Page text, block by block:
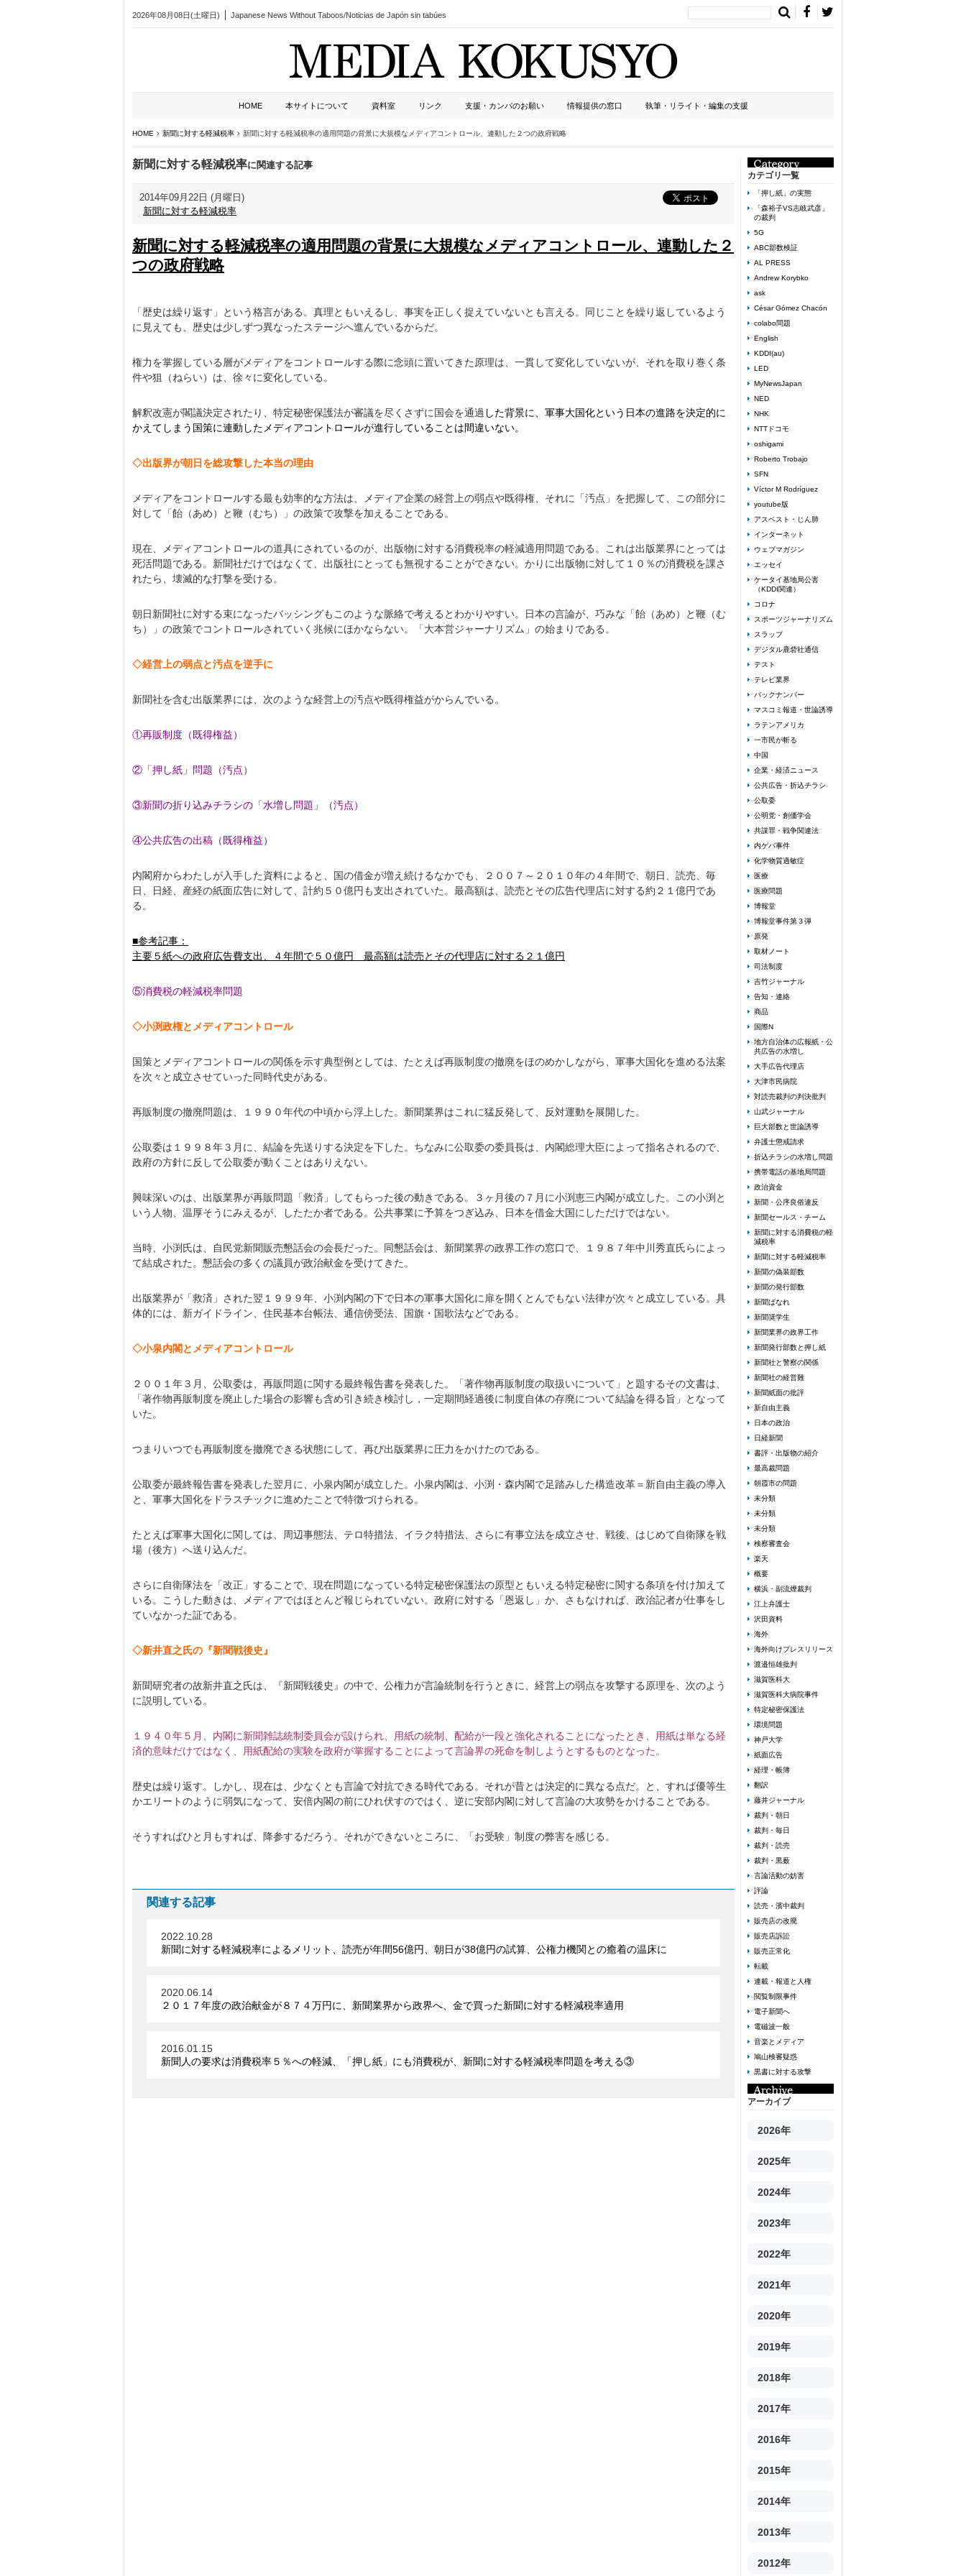
2026年08月08日(土曜日) Japanese News Without Taboos/Noticias de Japón sin tabúes
HOME 本サイトについて 資料室 リンク 支援・カンパのお願い 情報提供の窓口 執筆・リライト・編集の支援
HOME 新聞に対する軽減税率 新聞に対する軽減税率の適用問題の背景に大規模なメディアコントロール、連動した２つの政府戦略
新聞に対する軽減税率に関連する記事
2014年09月22日 (月曜日)
新聞に対する軽減税率
新聞に対する軽減税率の適用問題の背景に大規模なメディアコントロール、連動した２
つの政府戦略
「歴史は繰り返す」という格言がある。真理ともいえるし、事実を正しく捉えていないとも言える。同じことを繰り返しているよう
に見えても、歴史は少しずつ異なったステージへ進んでいるからだ。
権力を掌握している層がメディアをコントロールする際に念頭に置いてきた原理は、一貫して変化していないが、それを取り巻く条
件や狙（ねらい）は、徐々に変化している。
解釈改憲が閣議決定されたり、特定秘密保護法が審議を尽くさずに国会を通過 した背景に、軍事大国化という日本の進路を決定的に
かえてしまう国策に連動したメディアコントロールが進行していることは間違いない。
◇出版界が朝日を総攻撃した本当の理由
メディアをコントロールする最も効率的な方法は、メディア企業の経営上の弱点や既得権、それに「汚点」を把握して、この部分に
対して「飴（あめ）と鞭（むち）」の政策で攻撃を加えることである。
現在、メディアコントロールの道具にされているのが、出版物に対する消費税率の軽減適用問題である。これは出版業界にとっては
死活問題である。新聞社だけではなくて、出版社にとっても無視することができない。かりに出版物に対して１０％の消費税を課さ
れたら、壊滅的な打撃を受ける。
朝日新聞社に対する束になったバッシングもこのような脈絡で考えるとわかりやすい。日本の言論が、巧みな「飴（あめ）と鞭（む
ち）」の政策でコントロールされていく兆候にほかならない。「大本営ジャーナリズム」の始まりである。
◇経営上の弱点と汚点を逆手に
新聞社を含む出版業界には、次のような経営上の汚点や既得権益がからんでいる。
①再販制度（既得権益）
②「押し紙」問題（汚点）
③新聞の折り込みチラシの「水増し問題」（汚点）
④公共広告の出稿（既得権益）
内閣府からわたしが入手した資料によると、国の借金が増え続けるなかでも、２００７～２０１０年の４年間で、朝日、読売、毎
日、日経、産経の紙面広告に対して、計約５０億円も支出されていた。最高額は、読売とその広告代理店に対する約２１億円であ
る。
■参考記事：
主要５紙への政府広告費支出、４年間で５０億円 最高額は読売とその代理店に対する２１億円
⑤消費税の軽減税率問題
◇小渕政権とメディアコントロール
国策とメディアコントロールの関係を示す典型例としては、たとえば再販制度の撤廃をほのめかしながら、軍事大国化を進める法案
を次々と成立させていった同時代史がある。
再販制度の撤廃問題は、１９９０年代の中頃から浮上した。新聞業界はこれに猛反発して、反対運動を展開した。
公取委は１９９８年３月に、結論を先送りする決定を下した。ちなみに公取委の委員長は、内閣総理大臣によって指名されるので、
政府の方針に反して公取委が動くことはありえない。
興味深いのは、出版業界が再販問題「救済」してもらった後の動きである。３ヶ月後の７月に小渕恵三内閣が成立した。この小渕と
いう人物、温厚そうにみえるが、したたか者である。公共事業に予算をつぎ込み、日本を借金大国にしただけではない。
当時、小渕氏は、自民党新聞販売懇話会の会長だった。同懇話会は、新聞業界の政界工作の窓口で、１９８７年中川秀直氏らによっ
て結成された。懇話会の多くの議員が政治献金を受けてきた。
出版業界が「救済」された翌１９９９年、小渕内閣の下で日本の軍事大国化に扉を開くとんでもない法律が次々と成立している。具
体的には、新ガイドライン、住民基本台帳法、通信傍受法、国旗・国歌法などである。
◇小泉内閣とメディアコントロール
２００１年３月、公取委は、再販問題に関する最終報告書を発表した。「著作物再販制度の取扱いについて」と題するその文書は、
「著作物再販制度を廃止した場合の影響も含め引き続き検討し，一定期間経過後に制度自体の存廃について結論を得る旨」となって
いた。
つまりいつでも再販制度を撤廃できる状態にして、再び出版業界に圧力をかけたのである。
公取委が最終報告書を発表した翌月に、小泉内閣が成立した。小泉内閣は、小渕・森内閣で足踏みした構造改革＝新自由主義の導入
と、軍事大国化をドラスチックに進めたことで特徴づけられる。
たとえば軍事大国化に関しては、周辺事態法、テロ特措法、イラク特措法、さらに有事立法を成立させ、戦後、はじめて自衛隊を戦
場（後方）へ送り込んだ。
さらに自衛隊法を「改正」することで、現在問題になっている特定秘密保護法の原型ともいえる特定秘密に関する条項を付け加えて
いる。こうした動きは、メディアではほとんど報じられていない。政府に対する「恩返し」か、さもなければ、政治記者が仕事をし
ていなかった証である。
◇新井直之氏の『新聞戦後史』
新聞研究者の故新井直之氏は、『新聞戦後史』の中で、公権力が言論統制を行うときに、経営上の弱点を攻撃する原理を、次のよう
に説明している。
１９４０年５月、内閣に新聞雑誌統制委員会が設けられ、用紙の統制、配給が一段と強化されることになったとき、用紙は単なる経
済的意味だけではなく、用紙配給の実験を政府が掌握することによって言論界の死命を制しようとするものとなった。
歴史は繰り返す。しかし、現在は、少なくとも言論で対抗できる時代である。それが昔とは決定的に異なる点だ。と、すれば優等生
かエリートのように弱気になって、安倍内閣の前にひれ伏すのではく、逆に安部内閣に対して言論の大攻勢をかけることである。
そうすればひと月もすれば、降参するだろう。それができないところに、「お受験」制度の弊害を感じる。
関連する記事
2022.10.28
新聞に対する軽減税率によるメリット、読売が年間56億円、朝日が38億円の試算、公権力機関との癒着の温床に
2020.06.14
２０１７年度の政治献金が８７４万円に、新聞業界から政界へ、金で買った新聞に対する軽減税率適用
2016.01.15
新聞人の要求は消費税率５％への軽減、「押し紙」にも消費税が、新聞に対する軽減税率問題を考える③
カテゴリ一覧
「押し紙」の実態
「森裕子VS志岐武彦」
の裁判
5G
ABC部数検証
AL PRESS
Andrew Korybko
ask
César Gómez Chacón
colabo問題
English
KDDI(au)
LED
MyNewsJapan
NED
NHK
NTTドコモ
oshigami
Roberto Trobajo
SFN
Víctor M Rodríguez
youtube版
アスベスト・じん肺
インターネット
ウェブマガジン
エッセイ
ケータイ基地局公害
（KDDI関連）
コロナ
スポーツジャーナリズム
スラップ
デジタル鹿砦社通信
テスト
テレビ業界
バックナンバー
マスコミ報道・世論誘導
ラテンアメリカ
一市民が斬る
中国
企業・経済ニュース
公共広告・折込チラシ
公取委
公明党・創価学会
共謀罪・戦争関連法
内ゲバ事件
化学物質過敏症
医療
医療問題
博報堂
博報堂事件第３弾
原発
取材ノート
司法制度
吉竹ジャーナル
告知・連絡
商品
国際N
地方自治体の広報紙・公
共広告の水増し
大手広告代理店
大津市民病院
対読売裁判の判決批判
山武ジャーナル
巨大部数と世論誘導
弁護士懲戒請求
折込チラシの水増し問題
携帯電話の基地局問題
政治資金
新聞・公序良俗違反
新聞セールス・チーム
新聞に対する消費税の軽
減税率
新聞に対する軽減税率
新聞の偽装部数
新聞の発行部数
新聞ばなれ
新聞奨学生
新聞業界の政界工作
新聞発行部数と押し紙
新聞社と警察の関係
新聞社の経営難
新聞紙面の批評
新自由主義
日本の政治
日経新聞
書評・出版物の紹介
最高裁問題
朝霞市の問題
未分類
未分類
未分類
検察審査会
楽天
概要
横浜・副流煙裁判
江上弁護士
沢田資料
海外
海外向けプレスリリース
渡邉恒雄批判
滋賀医科大
滋賀医科大病院事件
特定秘密保護法
環境問題
神戸大学
紙面広告
経理・帳簿
翻訳
藤井ジャーナル
裁判・朝日
裁判・毎日
裁判・読売
裁判・黒薮
言論活動の妨害
評論
読売・濱中裁判
販売店の改廃
販売店訴訟
販売正常化
転載
連載・報道と人権
閲覧制限事件
電子新聞へ
電磁波一般
音楽とメディア
鳩山検審疑惑
黒書に対する攻撃
アーカイブ
2026年
2025年
2024年
2023年
2022年
2021年
2020年
2019年
2018年
2017年
2016年
2015年
2014年
2013年
2012年